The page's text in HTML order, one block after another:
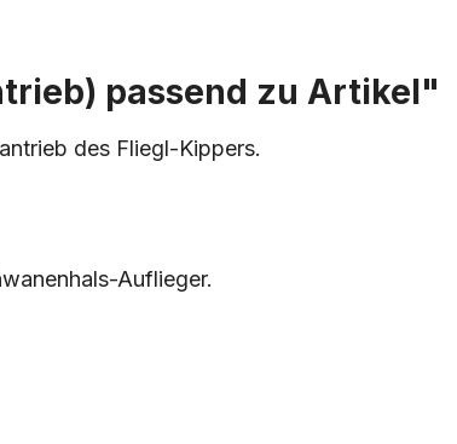
passend zu Artikel"
des Fliegl-Kippers.
Auflieger.